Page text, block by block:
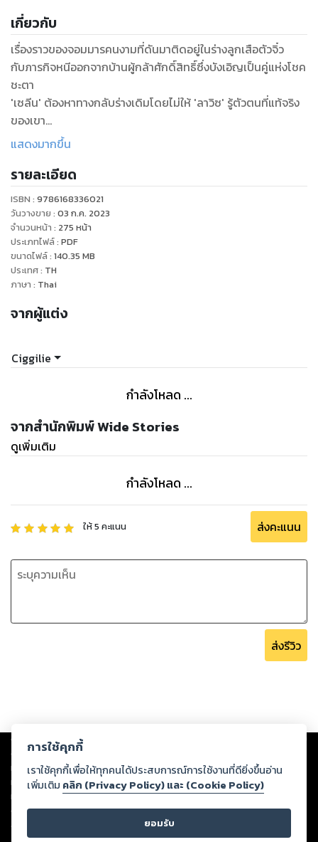
เกี่ยวกับ
เรื่องราวของจอมมารคนงามที่ดันมาติดอยู่ในร่างลูกเสือตัวจิ๋ว
กับภารกิจหนีออกจากบ้านผู้กล้าศักดิ์สิทธิ์ซึ่งบังเอิญเป็นคู่แห่งโชค
ชะตา
'เซลีน' ต้องหาทางกลับร่างเดิมโดยไม่ให้ 'ลาวิซ' รู้ตัวตนที่แท้จริง
ของเขา
ทว่าตลอดระยะเวลาที่ใกล้ชิดก่อให้เกิดความรู้สึกบางอย่างขึ้นในใจ
ก่อนที่ความรักต้องห้ามจะถลำลึกไปมากกว่านี้!
“ข้าจะหาวิธีถอนคำสาปให้เอง ไม่ต้องห่วงนะ...
ถ้ากลับร่างเดิมได้เมื่อไหร่ก็ค่อยว่ากันอีกที ว่าจะคบกันต่อหรือจะ—”
“แง้ว!”
เนื้อเรื่องหลัก 29 ตอน
เล่ม 2 ตอนที่ 17-29 ตอนพิเศษ 5 ตอน
แสดงมากขึ้น
รายละเอียด
ISBN : 9786168336021
วันวางขาย : 03 ก.ค. 2023
จำนวนหน้า : 275 หน้า
ประเภทไฟล์: PDF
ขนาดไฟล์: 140.35 MB
ประเทศ: TH
ภาษา : Thai
จากผู้แต่ง
Ciggilie
กำลังโหลด ...
จากสำนักพิมพ์ Wide Stories
ดูเพิ่มเติม
กำลังโหลด ...
ให้5 คะแนน ส่งคะแนน
ส่งรีวิว
Copyright © 2026
ต่อผลงานหรือเนื้อหาใดที่อัปโหลดผ่านเว็บไซต์และปรากฏว่าละเมิดสิทธิใน
ทรัพย์สินทางปัญญาของบุคคลอื่นหรือขัดต่อกฎหมายและศีลธรรม ดังนั้น ผู้อ่าน
ทุกท่านโปรดใช้วิจารณญาณในการกลั่นกรองด้วยตนเอง และหากท่านพบว่าส่วน
หนึ่งส่วนใดขัดต่อกฎหมายและศีลธรรม กรุณาแจ้งมายังบริษัท เพื่อทีมงานจะได้
ดำเนินการในทันที ทั้งนี้ ทางสตอรี่ล็อกขอสงวนลิขสิทธิ์ตามพระราชบัญญัติ
ลิขสิทธิ์ พ.ศ. 2537 (ฉบับล่าสุด)
การใช้คุกกี้
เราใช้คุกกี้เพื่อให้ทุกคนได้ประสบการณ์การใช้งานที่ดียิ่งขึ้นอ่าน
เพิ่มเติม คลิก (Privacy Policy) และ (Cookie Policy)
ยอมรับ